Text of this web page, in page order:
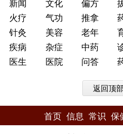
火疗
气功 推拿
针灸
美容 老年
疾病
杂症 中药
医生
医院 问答
返回顶部
首页 信息 常识 保